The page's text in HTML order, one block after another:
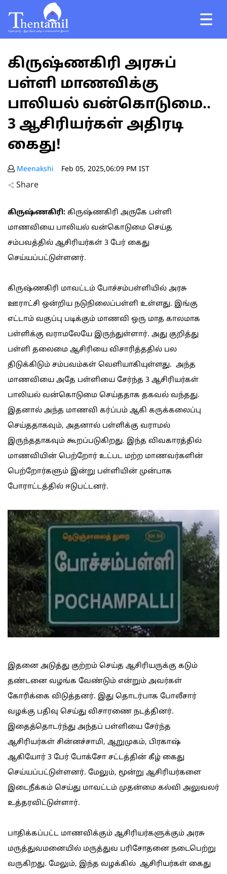
கிருஷ்ணகிரி அரசுப்
பள்ளி மாணவிக்கு
பாலியல் வன்கொடுமை..
3 ஆசிரியர்கள் அதிரடி
கைது!
Meenakshi Feb 05, 2025,06:09 PM IST
Share
கிருஷ்ணகிரி: கிருஷ்ணகிரி அருகே பள்ளி
மாணவியை பாலியல் வன்கொடுமை செய்த
சம்பவத்தில் ஆசிரியர்கள் 3 பேர் கைது
செய்யப்பட்டுள்ளனர்.
கிருஷ்ணகிரி மாவட்டம் போச்சம்பள்ளியில் அரசு
ஊராட்சி ஒன்றிய நடுநிலைப்பள்ளி உள்ளது. இங்கு
எட்டாம் வகுப்பு படிக்கும் மாணவி ஒரு மாத காலமாக
பள்ளிக்கு வராமலேயே இருந்துள்ளார். அது குறித்து
பள்ளி தலைமை ஆசிரியை விசாரித்ததில் பல
திடுக்கிடும் சம்பவம்கள் வெளியாகியுள்ளது. அந்த
மாணவியை அதே பள்ளியை சேர்ந்த 3 ஆசிரியர்கள்
பாலியல் வன்கொடுமை செய்ததாக தகவல் வந்தது.
இதனால் அந்த மாணவி கர்ப்பம் ஆகி கருக்கலைப்பு
செய்ததாகவும், அதனால் பள்ளிக்கு வராமல்
இருந்ததாகவும் கூறப்படுகிறது. இந்த விவகாரத்தில்
மாணவியின் பெற்றோர் உட்பட மற்ற மாணவர்களின்
பெற்றோர்களும் இன்று பள்ளியின் முன்பாக
போராட்டத்தில் ஈடுபட்டனர்.
இதனை அடுத்து குற்றம் செய்த ஆசிரியருக்கு கடும்
தண்டனை வழங்க வேண்டும் என்றும் அவர்கள்
கோரிக்கை விடுத்தனர். இது தொடர்பாக போலீசார்
வழக்கு பதிவு செய்து விசாரணை நடத்தினர்.
இதைத்தொடர்ந்து அந்தப் பள்ளியை சேர்ந்த
ஆசிரியர்கள் சின்னச்சாமி, ஆறுமுகம், பிரகாஷ்
ஆகியோர் 3 பேர் போக்சோ சட்டத்தின் கீழ் கைது
செய்யப்பட்டுள்ளனர். மேலும், மூன்று ஆசிரியர்களை
இடைநீக்கம் செய்து மாவட்டம் முதன்மை கல்வி அலுவலர்
உத்தரவிட்டுள்ளார்.
பாதிக்கப்பட்ட மாணவிக்கும் ஆசிரியர்களுக்கும் அரசு
மருத்துவமனையில் மருத்துவ பரிசோதனை நடைபெற்று
வருகிறது. மேலும், இந்த வழக்கில் ஆசிரியர்கள் கைது